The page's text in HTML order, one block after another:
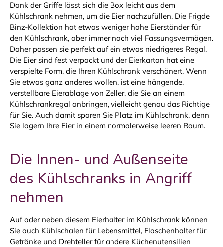
Dank der Griffe lässt sich die Box leicht aus dem
Kühlschrank nehmen, um die Eier nachzufüllen. Die Frigde
Binz-Kollektion hat etwas weniger hohe Eierständer für
den Kühlschrank, aber immer noch viel Fassungsvermögen.
Daher passen sie perfekt auf ein etwas niedrigeres Regal.
Die Eier sind fest verpackt und der Eierkarton hat eine
verspielte Form, die Ihren Kühlschrank verschönert. Wenn
Sie etwas ganz anderes wollen, ist eine hängende,
verstellbare Eierablage von Zeller, die Sie an einem
Kühlschrankregal anbringen, vielleicht genau das Richtige
für Sie. Auch damit sparen Sie Platz im Kühlschrank, denn
Sie lagern Ihre Eier in einem normalerweise leeren Raum.
Die Innen- und Außenseite
des Kühlschranks in Angriff
nehmen
Auf oder neben diesem Eierhalter im Kühlschrank können
Sie auch Kühlschalen für Lebensmittel, Flaschenhalter für
Getränke und Drehteller für andere Küchenutensilien